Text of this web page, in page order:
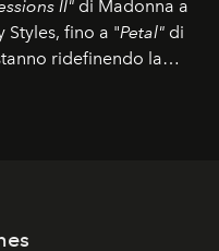
II" di Madonna a
Styles, fino a "Petal" di
ridefinendo la